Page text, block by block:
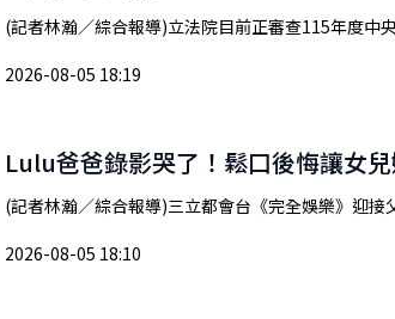
(記者林瀚／綜合報導)立法院目前正審查115年度中
2026-08-05 18:19
Lulu爸爸錄影哭了！鬆口後悔讓女
(記者林瀚／綜合報導)三立都會台《完全娛樂》迎接
2026-08-05 18:10